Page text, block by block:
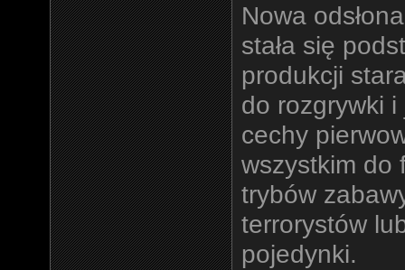
Nowa
stała się
produkcji
do rozgrywki
cechy
wszystkim do
trybów
terrorystów
pojedynki.